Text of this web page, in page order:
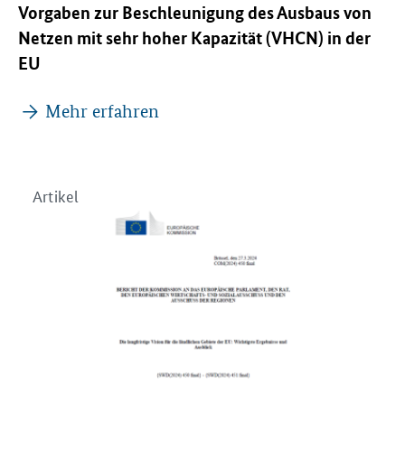
Vorgaben zur Beschleunigung des Ausbaus von
Netzen mit sehr hoher Kapazität (VHCN) in der
EU
Mehr erfahren
Artikel